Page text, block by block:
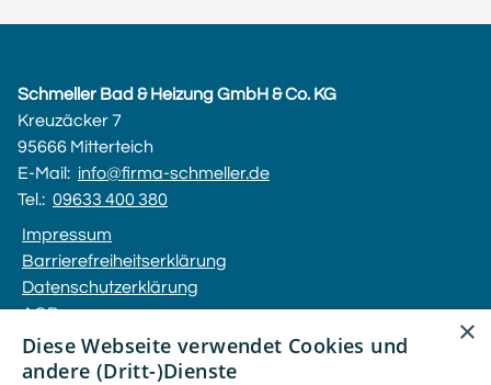
Schmeller Bad & Heizung GmbH & Co. KG
Kreuzäcker 7
95666 Mitterteich
E-Mail: info@firma-schmeller.de
Tel.: 09633 400 380
Impressum
Barrierefreiheitserklärung
Datenschutzerklärung
AGB
Unsere Bereiche
×
Diese Webseite verwendet Cookies und
andere (Dritt-)Dienste